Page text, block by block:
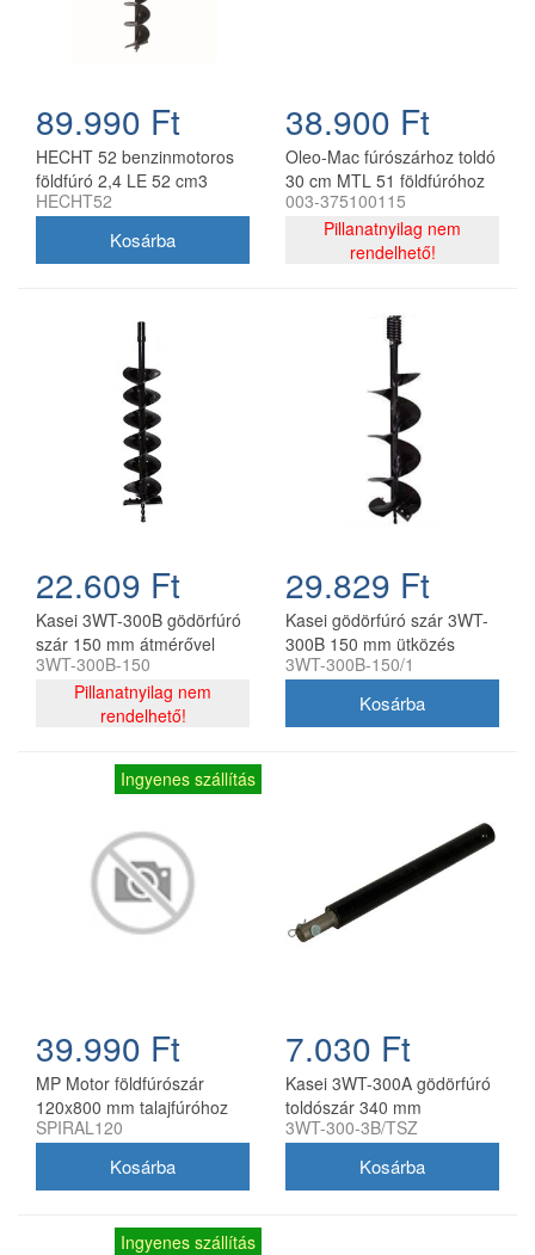
89.990 Ft
HECHT 52 benzinmotoros
földfúró 2,4 LE 52 cm3
HECHT52
38.900 Ft
Oleo-Mac fúrószárhoz toldó
30 cm MTL 51 földfúróhoz
003-375100115
Pillanatnyilag nem
rendelhető!
22.609 Ft
Kasei 3WT-300B gödörfúró
szár 150 mm átmérővel
3WT-300B-150
Pillanatnyilag nem
rendelhető!
29.829 Ft
Kasei gödörfúró szár 3WT-
300B 150 mm ütközés
tompítóval
3WT-300B-150/1
Ingyenes szállítás
39.990 Ft
MP Motor földfúrószár
120x800 mm talajfúróhoz
SPIRAL120
7.030 Ft
Kasei 3WT-300A gödörfúró
toldószár 340 mm
3WT-300-3B/TSZ
Ingyenes szállítás